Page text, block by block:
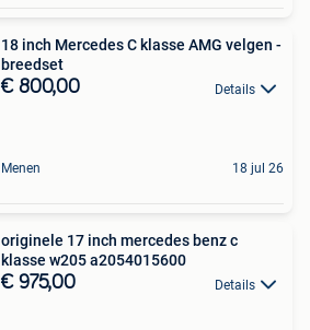
18 inch Mercedes C klasse AMG velgen -
breedset
€ 800,00 Details
Menen 18 jul 26
originele 17 inch mercedes benz c
klasse w205 a2054015600
€ 975,00 Details